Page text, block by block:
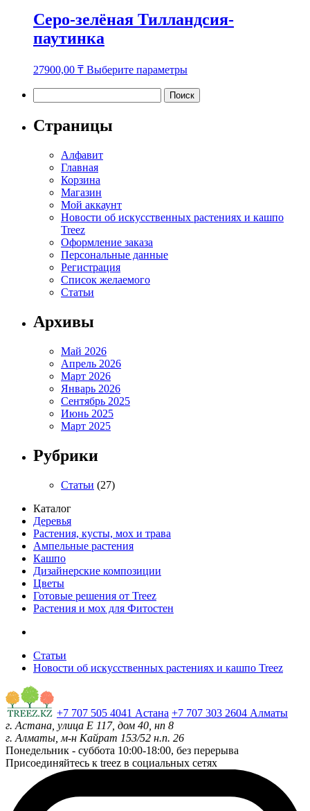
Серо-зелёная Тилландсия-
паутинка
27900,00 ₸ Выберите параметры
имеет
несколько
Страницы
Алфавит
Главная
Корзина
Магазин
Мой аккаунт
Новости об искусственных растениях и кашпо
Treez
Оформление заказа
Персональные данные
Регистрация
Список желаемого
Статьи
Архивы
Май 2026
Апрель 2026
Март 2026
Январь 2026
Сентябрь 2025
Июнь 2025
Март 2025
Рубрики
Статьи (27)
Каталог
Деревья
Растения, кусты, мох и трава
Ампельные растения
Кашпо
Дизайнерские композиции
Цветы
Готовые решения от Treez
Растения и мох для Фитостен
Статьи
Новости об искусственных растениях и кашпо Treez
+7 707 505 4041 Астана +7 707 303 2604 Алматы
г. Астана, улица Е 117, дом 40, нп 8
г. Алматы, м-н Кайрат 153/52 н.п. 26
Понедельник - суббота 10:00-18:00, без перерыва
Присоединяйтесь к treez в социальных сетях